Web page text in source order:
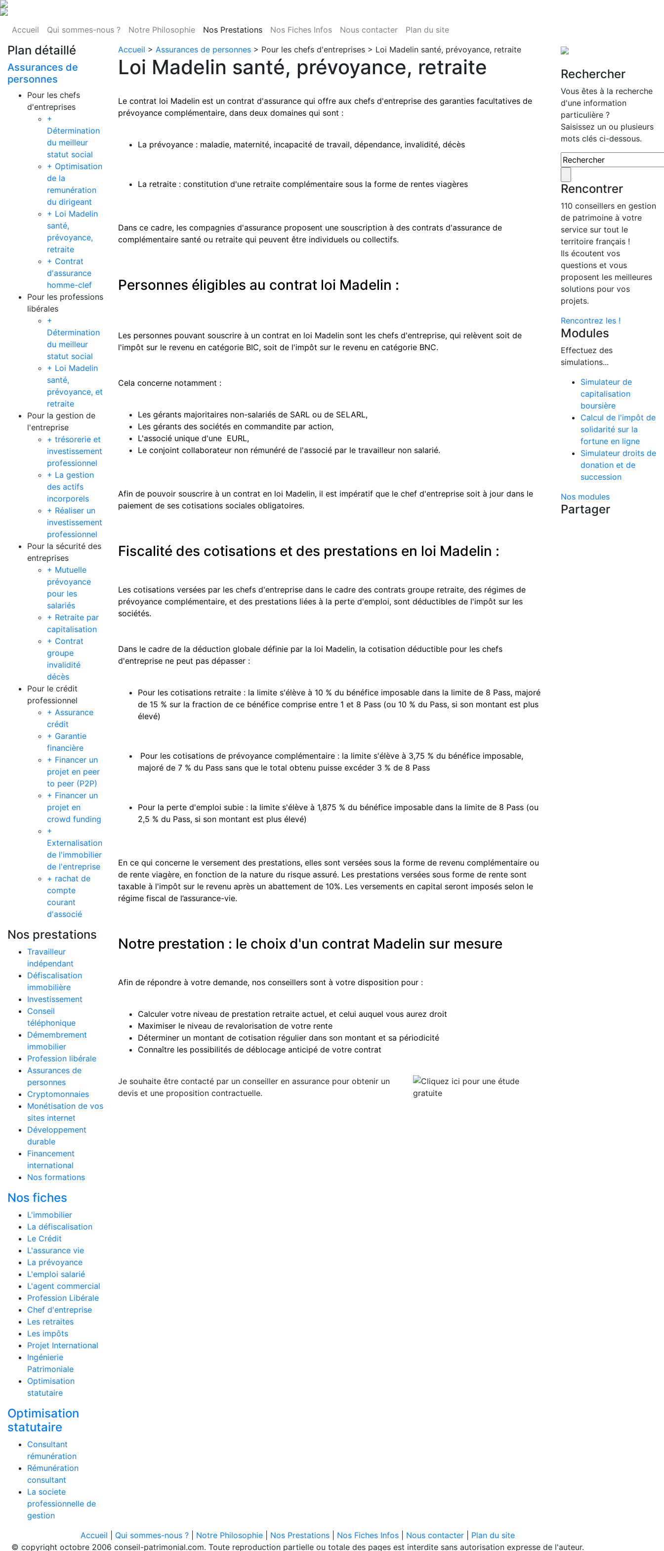
Accueil Qui sommes-nous ? Notre Philosophie Nos Prestations Nos Fiches Infos Nous contacter Plan du site
Plan détaillé
Assurances de
personnes
Pour les chefs
d'entreprises
+
Détermination
du meilleur
statut social
+ Optimisation
de la
remunération
du dirigeant
+ Loi Madelin
santé,
prévoyance,
retraite
+ Contrat
d'assurance
homme-clef
Pour les professions
libérales
+
Détermination
du meilleur
statut social
+ Loi Madelin
santé,
prévoyance, et
retraite
Pour la gestion de
l'entreprise
+ trésorerie et
investissement
professionnel
+ La gestion
des actifs
incorporels
+ Réaliser un
investissement
professionnel
Pour la sécurité des
entreprises
+ Mutuelle
prévoyance
pour les
salariés
+ Retraite par
capitalisation
+ Contrat
groupe
invalidité
décès
Pour le crédit
professionnel
+ Assurance
crédit
+ Garantie
financière
+ Financer un
projet en peer
to peer (P2P)
+ Financer un
projet en
crowd funding
+
Externalisation
de l'immobilier
de l'entreprise
+ rachat de
compte
courant
d'associé
Nos prestations
Travailleur
indépendant
Défiscalisation
immobilière
Investissement
Conseil
téléphonique
Démembrement
immobilier
Profession libérale
Assurances de
personnes
Cryptomonnaies
Monétisation de vos
sites internet
Développement
durable
Financement
international
Nos formations
Nos fiches
L'immobilier
La défiscalisation
Le Crédit
L'assurance vie
La prévoyance
L'emploi salarié
L'agent commercial
Profession Libérale
Chef d'entreprise
Les retraites
Les impôts
Projet International
Ingénierie
Patrimoniale
Optimisation
statutaire
Optimisation
statutaire
Consultant
rémunération
Rémunération
consultant
La societe
professionnelle de
gestion
Accueil > Assurances de personnes > Pour les chefs d'entreprises > Loi Madelin santé, prévoyance, retraite
Loi Madelin santé, prévoyance, retraite
Le contrat loi Madelin est un contrat d'assurance qui offre aux chefs d'entreprise des garanties facultatives de
prévoyance complémentaire, dans deux domaines qui sont :
La prévoyance : maladie, maternité, incapacité de travail, dépendance, invalidité, décès
La retraite : constitution d'une retraite complémentaire sous la forme de rentes viagères
Dans ce cadre, les compagnies d'assurance proposent une souscription à des contrats d'assurance de
complémentaire santé ou retraite qui peuvent être individuels ou collectifs.
Personnes éligibles au contrat loi Madelin :
Les personnes pouvant souscrire à un contrat en loi Madelin sont les chefs d'entreprise, qui relèvent soit de
l'impôt sur le revenu en catégorie BIC, soit de l'impôt sur le revenu en catégorie BNC.
Cela concerne notamment :
Les gérants majoritaires non-salariés de SARL ou de SELARL,
Les gérants des sociétés en commandite par action,
L'associé unique d'une EURL,
Le conjoint collaborateur non rémunéré de l'associé par le travailleur non salarié.
Afin de pouvoir souscrire à un contrat en loi Madelin, il est impératif que le chef d'entreprise soit à jour dans le
paiement de ses cotisations sociales obligatoires.
Fiscalité des cotisations et des prestations en loi Madelin :
Les cotisations versées par les chefs d'entreprise dans le cadre des contrats groupe retraite, des régimes de
prévoyance complémentaire, et des prestations liées à la perte d'emploi, sont déductibles de l'impôt sur les
sociétés.
Dans le cadre de la déduction globale définie par la loi Madelin, la cotisation déductible pour les chefs
d'entreprise ne peut pas dépasser :
Pour les cotisations retraite : la limite s'élève à 10 % du bénéfice imposable dans la limite de 8 Pass, majoré
de 15 % sur la fraction de ce bénéfice comprise entre 1 et 8 Pass (ou 10 % du Pass, si son montant est plus
élevé)
Pour les cotisations de prévoyance complémentaire : la limite s'élève à 3,75 % du bénéfice imposable,
majoré de 7 % du Pass sans que le total obtenu puisse excéder 3 % de 8 Pass
Pour la perte d'emploi subie : la limite s'élève à 1,875 % du bénéfice imposable dans la limite de 8 Pass (ou
2,5 % du Pass, si son montant est plus élevé)
En ce qui concerne le versement des prestations, elles sont versées sous la forme de revenu complémentaire ou
de rente viagère, en fonction de la nature du risque assuré. Les prestations versées sous forme de rente sont
taxable à l'impôt sur le revenu après un abattement de 10%. Les versements en capital seront imposés selon le
régime fiscal de l’assurance-vie.
Notre prestation : le choix d'un contrat Madelin sur mesure
Afin de répondre à votre demande, nos conseillers sont à votre disposition pour :
Calculer votre niveau de prestation retraite actuel, et celui auquel vous aurez droit
Maximiser le niveau de revalorisation de votre rente
Déterminer un montant de cotisation régulier dans son montant et sa périodicité
Connaître les possibilités de déblocage anticipé de votre contrat
Je souhaite être contacté par un conseiller en assurance pour obtenir un
devis et une proposition contractuelle.
Rechercher
Vous êtes à la recherche
d'une information
particulière ?
Saisissez un ou plusieurs
mots clés ci-dessous.
Rencontrer
110 conseillers en gestion
de patrimoine à votre
service sur tout le
territoire français !
Ils écoutent vos
questions et vous
proposent les meilleures
solutions pour vos
projets.
Rencontrez les !
Modules
Effectuez des
simulations...
Simulateur de
capitalisation
boursière
Calcul de l'impôt de
solidarité sur la
fortune en ligne
Simulateur droits de
donation et de
succession
Nos modules
Partager
Accueil Qui sommes-nous ? Notre Philosophie Nos Prestations Nos Fiches Infos Nous contacter
Plan du site
© copyright octobre 2006 conseil-patrimonial.com. Toute reproduction partielle ou totale des pages est interdite sans autorisation expresse de l'auteur.